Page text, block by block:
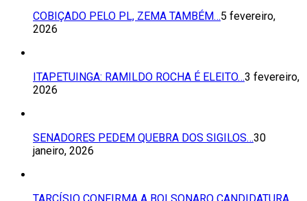
COBIÇADO PELO PL, ZEMA TAMBÉM…5 fevereiro,
2026
ITAPETUINGA: RAMILDO ROCHA É ELEITO…3 fevereiro,
2026
SENADORES PEDEM QUEBRA DOS SIGILOS…30
janeiro, 2026